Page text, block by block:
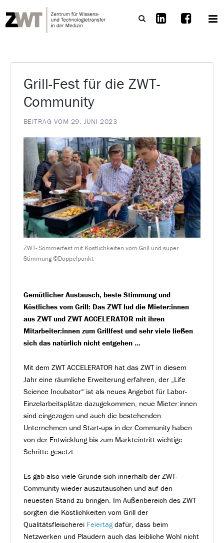
Grill-Fest für die ZWT-
Community
BEITRAG VOM 29. JUNI 2023
ZWT- Sommerfest mit Köstlichkeiten vom Grill und super
Stimmung ©Doppelpunkt
Gemütlicher Austausch, beste Stimmung und
Köstliches vom Grill: Das ZWT lud die Mieter:innen
aus ZWT und ZWT ACCELERATOR mit ihren
Mitarbeiter:innen zum Grillfest und sehr viele ließen
sich das natürlich nicht entgehen …
Mit dem ZWT ACCELERATOR hat das ZWT in diesem
Jahr eine räumliche Erweiterung erfahren, der „Life
Science Incubator“ ist als neues Angebot für Labor-
Einzelarbeitsplätze dazugekommen, neue Mieter:innen
sind eingezogen und auch die bestehenden
Unternehmen und Start-ups in der Community haben
von der Entwicklung bis zum Markteintritt wichtige
Schritte gesetzt.
Es gab also viele Gründe sich innerhalb der ZWT-
Community wieder auszutauschen und auf den
neuesten Stand zu bringen. Im Außenbereich des ZWT
sorgten die Köstlichkeiten vom Grill der
Qualitätsfleischerei Feiertagdafür, dass beim
Netzwerken und Plaudern auch das leibliche Wohl nicht